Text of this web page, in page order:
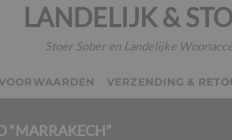
LANDELIJK &
Stoer Sober en Landelijke
VERZENDING &
“MARRAKECH”